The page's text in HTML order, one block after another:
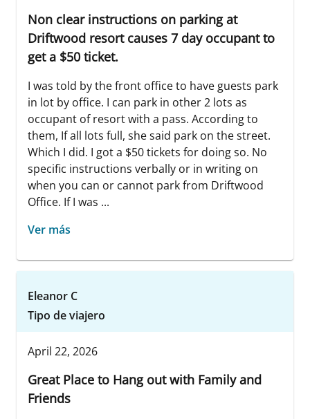
Non clear instructions on parking at
Driftwood resort causes 7 day occupant to
get a $50 ticket.
I was told by the front office to have guests park
in lot by office. I can park in other 2 lots as
occupant of resort with a pass. According to
them, If all lots full, she said park on the street.
Which I did. I got a $50 tickets for doing so. No
specific instructions verbally or in writing on
when you can or cannot park from Driftwood
Office. If I was ...
Ver más
Eleanor C
Tipo de viajero
April 22, 2026
Great Place to Hang out with Family and
Friends